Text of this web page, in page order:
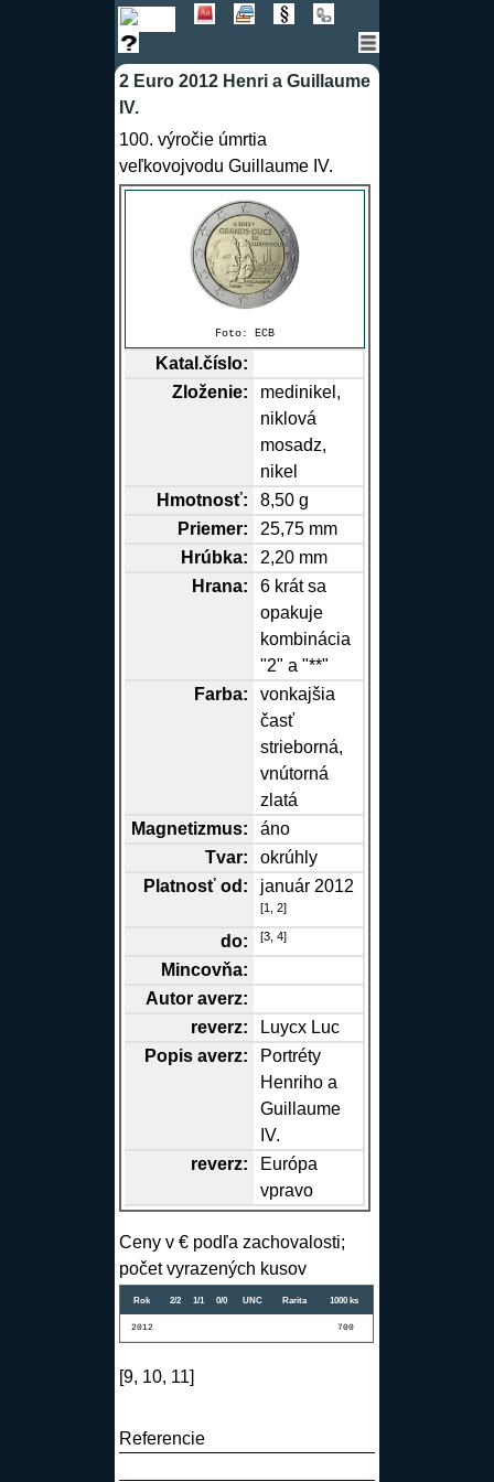
2 Euro 2012 Henri a Guillaume
IV.
100. výročie úmrtia
veľkovojvodu Guillaume IV.
Foto: ECB
Katal.číslo:
Zloženie:
medinikel,
niklová
mosadz,
nikel
Hmotnosť:
8,50 g
Priemer:
25,75 mm
Hrúbka:
2,20 mm
Hrana:
6 krát sa
opakuje
kombinácia
"2" a "**"
Farba:
vonkajšia
časť
strieborná,
vnútorná
zlatá
Magnetizmus:
áno
Tvar:
okrúhly
Platnosť od:
január 2012
[1, 2]
do: [3, 4]
Mincovňa:
Autor averz:
reverz:
Luycx Luc
Popis averz:
Portréty
Henriho a
Guillaume
IV.
reverz:
Európa
vpravo
Ceny v € podľa zachovalosti;
počet vyrazených kusov
Rok 2/2 1/1 0/0 UNC Rarita 1000 ks
2012 700
[9, 10, 11]
Referencie